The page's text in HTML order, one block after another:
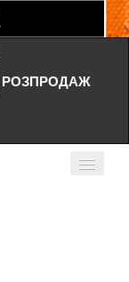
РОЗПРОДАЖ